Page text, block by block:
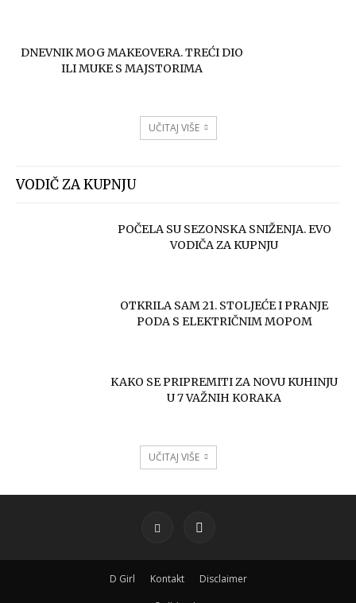
DNEVNIK MOG MAKEOVERA. TREĆI DIO
ILI MUKE S MAJSTORIMA
UČITAJ VIŠE
VODIČ ZA KUPNJU
POČELA SU SEZONSKA SNIŽENJA. EVO
VODIČA ZA KUPNJU
OTKRILA SAM 21. STOLJEĆE I PRANJE
PODA S ELEKTRIČNIM MOPOM
KAKO SE PRIPREMITI ZA NOVU KUHINJU
U 7 VAŽNIH KORAKA
UČITAJ VIŠE
D Girl Kontakt Disclaimer